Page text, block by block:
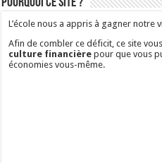
L’école nous a appris à gagner notre
Afin de combler ce déficit, ce site
culture financière pour que vous
économies vous-même.